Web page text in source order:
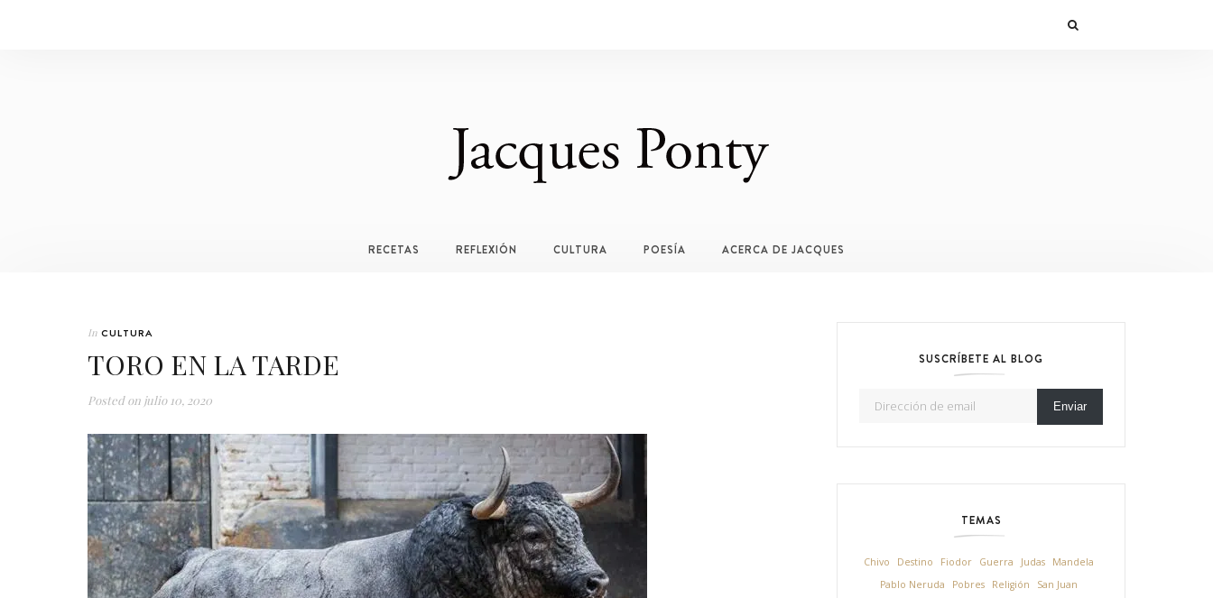
RECETAS REFLEXIÓN CULTURA POESÍA ACERCA DE JACQUES
In CULTURA
TORO EN LA TARDE
Posted on julio 10, 2020
SUSCRÍBETE AL BLOG
Enviar
TEMAS
Chivo Destino Fiodor Guerra Judas
Mandela
Pablo Neruda
Pobres Religión
San Juan